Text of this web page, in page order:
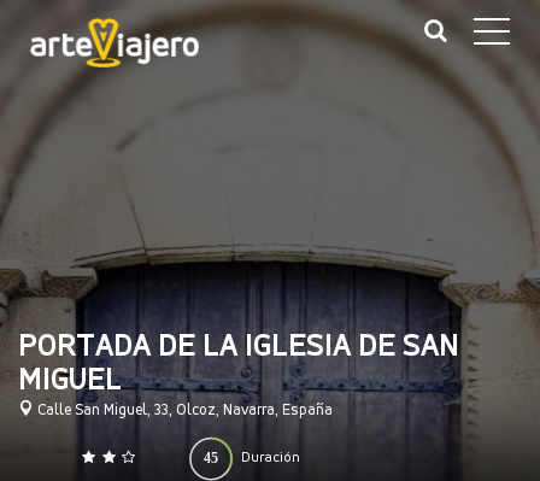
PORTADA DE LA IGLESIA DE SAN
MIGUEL
Calle San Miguel, 33, Olcoz, Navarra, España
Duración
45
0 140